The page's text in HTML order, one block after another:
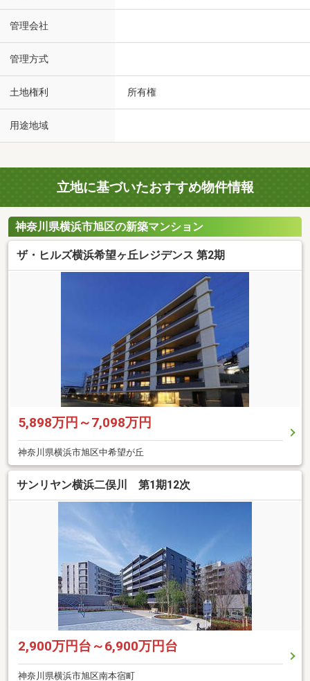
管理会社
管理方式
土地権利 所有権
用途地域
立地に基づいたおすすめ物件情報
神奈川県横浜市旭区の新築マンション
ザ・ヒルズ横浜希望ヶ丘レジデンス 第2期
5,898万円～7,098万円
神奈川県横浜市旭区中希望が丘
サンリヤン横浜二俣川 第1期12次
2,900万円台～6,900万円台
神奈川県横浜市旭区南本宿町